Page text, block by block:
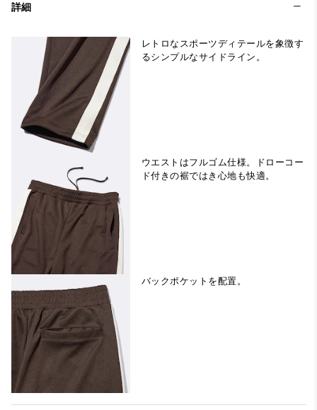
詳細
レトロなスポーツディテールを象徴す
るシンプルなサイドライン。
ウエストはフルゴム仕様。ドローコー
ド付きの裾ではき心地も快適。
バックポケットを配置。